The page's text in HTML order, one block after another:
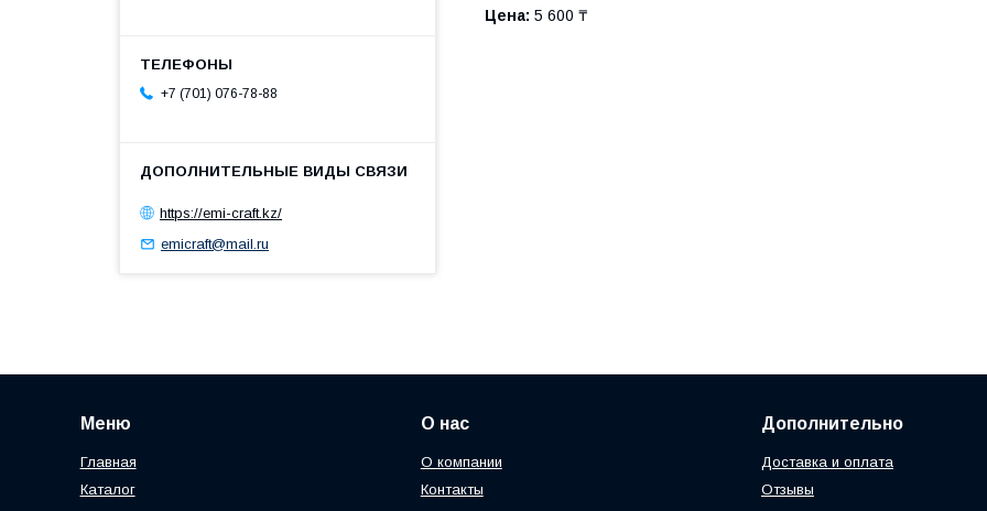
Цена: 5 600 ₸
+7 (701) 076-78-88
https://emi-craft.kz/
emicraft@mail.ru
Меню
Главная
Каталог
О нас
О компании
Контакты
Дополнительно
Доставка и оплата
Отзывы